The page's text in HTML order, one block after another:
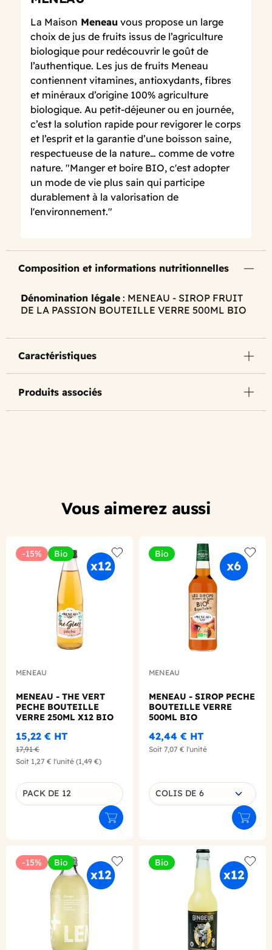
La Maison Meneau vous propose un large
choix de jus de fruits issus de l’agriculture
biologique pour redécouvrir le goût de
l’authentique. Les jus de fruits Meneau
contiennent vitamines, antioxydants, fibres
et minéraux d’origine 100% agriculture
biologique. Au petit-déjeuner ou en journée,
c’est la solution rapide pour revigorer le corps
et l’esprit et la garantie d’une boisson saine,
respectueuse de la nature… comme de votre
nature. "Manger et boire BIO, c'est adopter
un mode de vie plus sain qui participe
durablement à la valorisation de
l'environnement."
Composition et informations nutritionnelles
Dénomination légale : MENEAU - SIROP FRUIT
DE LA PASSION BOUTEILLE VERRE 500ML BIO
Caractéristiques
Produits associés
Vous aimerez aussi
-15% Bio
Add to wishlist
MENEAU
MENEAU - THE VERT
PECHE BOUTEILLE
VERRE 250ML X12 BIO
15,22 € HT
17,91 €
Soit 1,27 € l'unité (1,49 €)
Déclinaison du produit
PACK DE 12
Ajouter au panier
Bio
Add
MENEAU
MENEAU - SIROP PECHE
BOUTEILLE VERRE
500ML BIO
42,44 € HT
Soit 7,07 € l'unité
Choisissez une déclinaison
COLIS DE 6
-15% Bio
Add to wishlist
Bio
Add